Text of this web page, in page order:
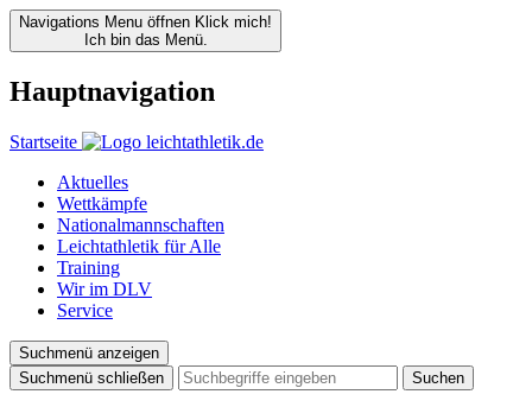
Navigations Menu öffnen Klick mich!
Ich bin das Menü.
Hauptnavigation
Startseite
Aktuelles
Wettkämpfe
Nationalmannschaften
Leichtathletik für Alle
Training
Wir im DLV
Service
Suchmenü anzeigen
Suchmenü schließen
Suchen